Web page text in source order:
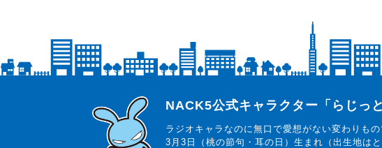
らじっと君
NACK5公式キャラクター「らじっと
ラジオキャラなのに無口で愛想がない変わりも
3月3日（桃の節句・耳の日）生まれ（出生地はと